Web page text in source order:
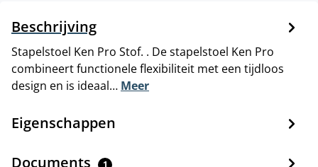
Beschrijving
Stapelstoel Ken Pro Stof. . De stapelstoel Ken Pro
combineert functionele flexibiliteit met een tijdloos
design en is ideaal… Meer
Eigenschappen
Documents 1